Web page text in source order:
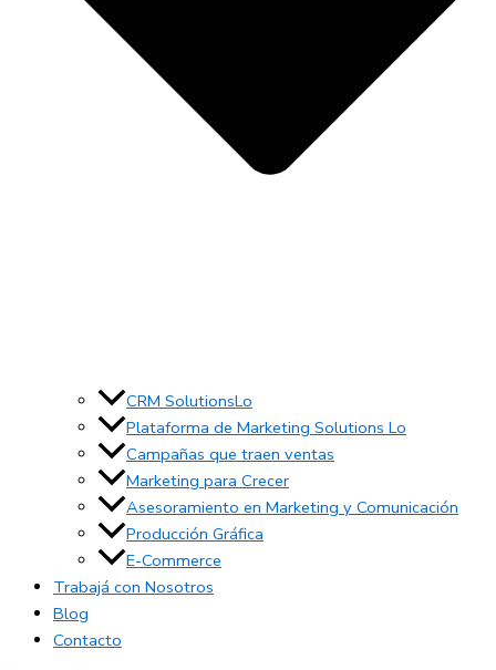
CRM SolutionsLo
Plataforma de Marketing Solutions Lo
Campañas que traen ventas
Marketing para Crecer
Asesoramiento en Marketing y Comunicación
Producción Gráfica
E-Commerce
Trabajá con Nosotros
Blog
Contacto